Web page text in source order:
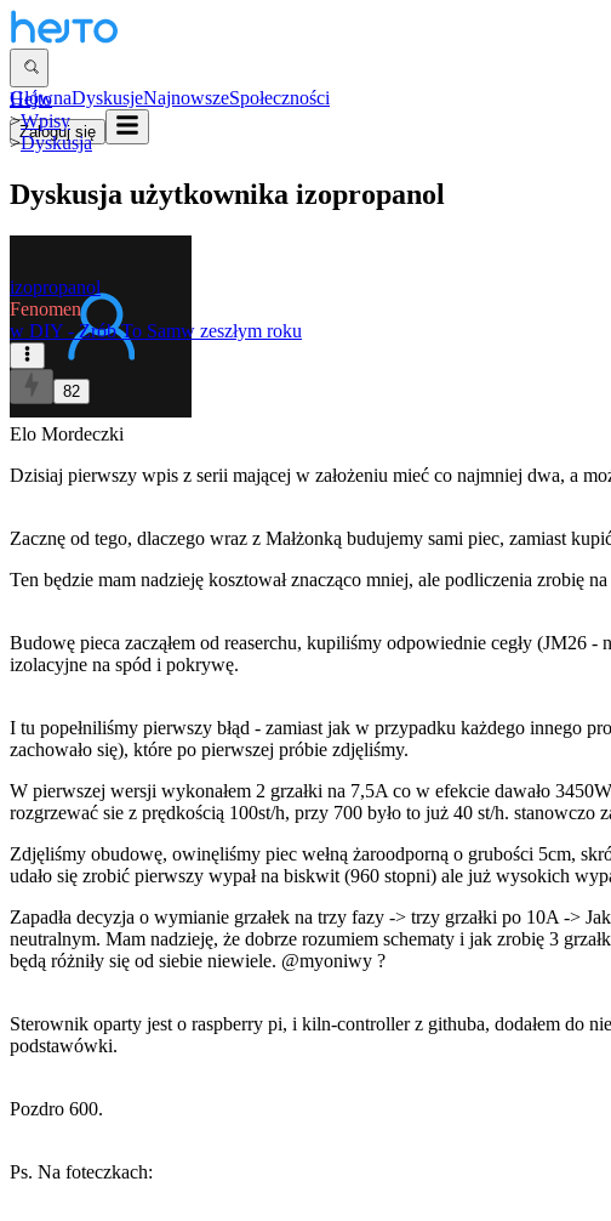
GłównaDyskusjeNajnowszeSpołeczności
Zaloguj się
Hejto
>Wpisy
>Dyskusja
Dyskusja użytkownika izopropanol
izopropanol
Fenomen
w DIY - Zrób To Samw zeszłym roku
82
Elo Mordeczki
Dzisiaj pierwszy wpis z serii mającej w założeniu mieć co najmniej dwa, a
Zacznę od tego, dlaczego wraz z Małżonką budujemy sami piec, zamiast
Ten będzie mam nadzieję kosztował znacząco mniej, ale podliczenia zrobię
Budowę pieca zacząłem od reaserchu, kupiliśmy odpowiednie cegły (JM26
izolacyjne na spód i pokrywę.
I tu popełniliśmy pierwszy błąd - zamiast jak w przypadku każdego innego
zachowało się), które po pierwszej próbie zdjęliśmy.
W pierwszej wersji wykonałem 2 grzałki na 7,5A co w efekcie dawało
rozgrzewać sie z prędkością 100st/h, przy 700 było to już 40 st/h. stanowczo
Zdjęliśmy obudowę, owinęliśmy piec wełną żaroodporną o grubości 5cm,
udało się zrobić pierwszy wypał na biskwit (960 stopni) ale już wysokich
Zapadła decyzja o wymianie grzałek na trzy fazy -> trzy grzałki po 10A ->
neutralnym. Mam nadzieję, że dobrze rozumiem schematy i jak zrobię 3
będą różniły się od siebie niewiele. @myoniwy ?
Sterownik oparty jest o raspberry pi, i kiln-controller z githuba, dodałem do
podstawówki.
Pozdro 600.
Ps. Na foteczkach: